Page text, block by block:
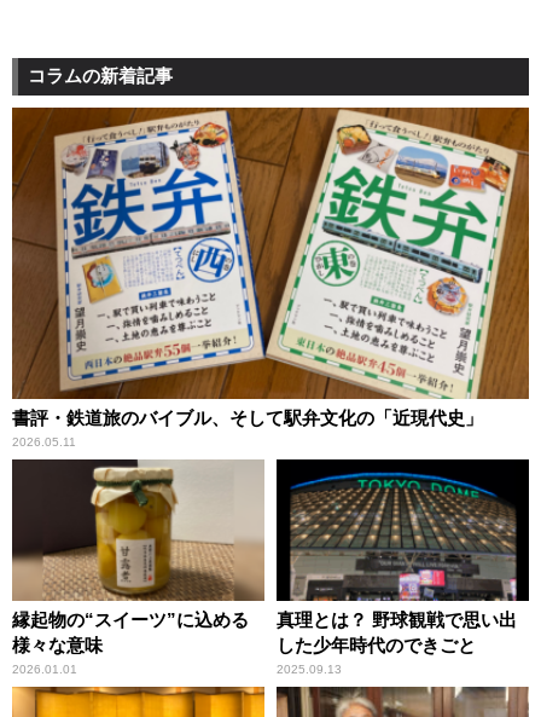
コラムの新着記事
書評・鉄道旅のバイブル、そして駅弁文化の「近現代史」
2026.05.11
縁起物の“スイーツ”に込める
様々な意味
2026.01.01
真理とは？ 野球観戦で思い出
した少年時代のできごと
2025.09.13